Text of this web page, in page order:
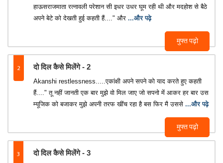
मुफ्त पढ़ो
हाऊसराजमाता रत्नावली परेशान सी इधर उधर घूम रही थी और मदहोश से बैठे
अपने बेटे को देखती हुई कहती हैं...." और ...और पढ़े
2 दो दिल कैसे मिलेंगे - 2
मुफ्त पढ़ो
Akanshi restlessness.....एकांक्षी अपने सपने को याद करते हुए कहती
हैं...." तू नहीं जानती एक बार मुझे वो मिल जाए जो सपनो में आकर हर बार उस
म्यूजिक को बजाकर मुझे अपनी तरफ खींच रहा है बस फिर मै उससे ...और पढ़े
3 दो दिल कैसे मिलेंगे - 3